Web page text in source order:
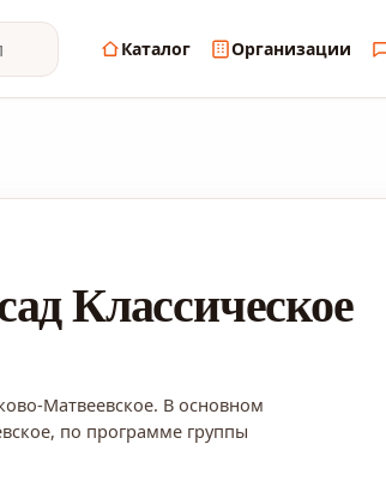
Каталог Организации
Классическое
Матвеевское. В основном
по программе группы